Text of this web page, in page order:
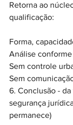
Retorna ao
qualificação:
Forma,
Análise conforme
Sem controle
Sem
6. Conclusão -
segurança
permanece)